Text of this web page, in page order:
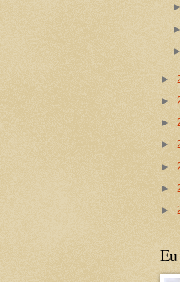
►
►
►
►
►
►
►
Eu